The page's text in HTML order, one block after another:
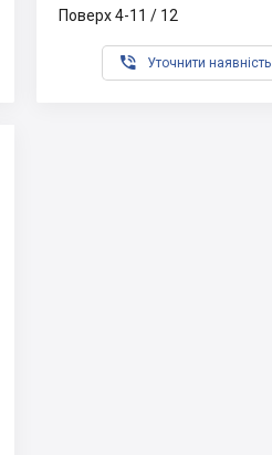
Поверх 4-11 / 12
 Уточнити наявність